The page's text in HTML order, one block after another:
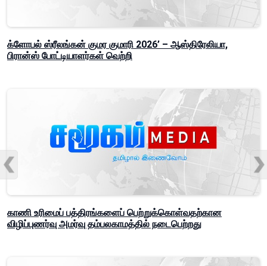
க்ளோபல் ஸ்ரீலங்கன் குமர குமாரி 2026’ – ஆஸ்திரேலியா,
பிரான்ஸ் போட்டியாளர்கள் வெற்றி
காணி உரிமைப் பத்திரங்களைப் பெற்றுக்கொள்வதற்கான
விழிப்புணர்வு அமர்வு தம்பலகாமத்தில் நடைபெற்றது